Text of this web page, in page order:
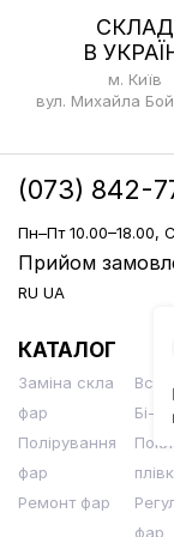
СКЛАД
В
м. Київ
вул. Михайла
(073) 842-
Пн–Пт 10.00–18.00,
Прийом
RU UA
КАТАЛОГ
Заміна скла
фар
Бі-
Полірування
фар
Ремонт фар
фар